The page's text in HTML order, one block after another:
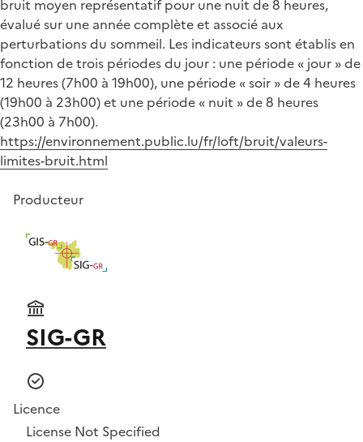
bruit moyen représentatif pour une nuit de 8 heures,
évalué sur une année complète et associé aux
perturbations du sommeil. Les indicateurs sont établis en
fonction de trois périodes du jour : une période « jour » de
12 heures (7h00 à 19h00), une période « soir » de 4 heures
(19h00 à 23h00) et une période « nuit » de 8 heures
(23h00 à 7h00).
https://environnement.public.lu/fr/loft/bruit/valeurs-
limites-bruit.html
Producteur
SIG-GR
Licence
License Not Specified